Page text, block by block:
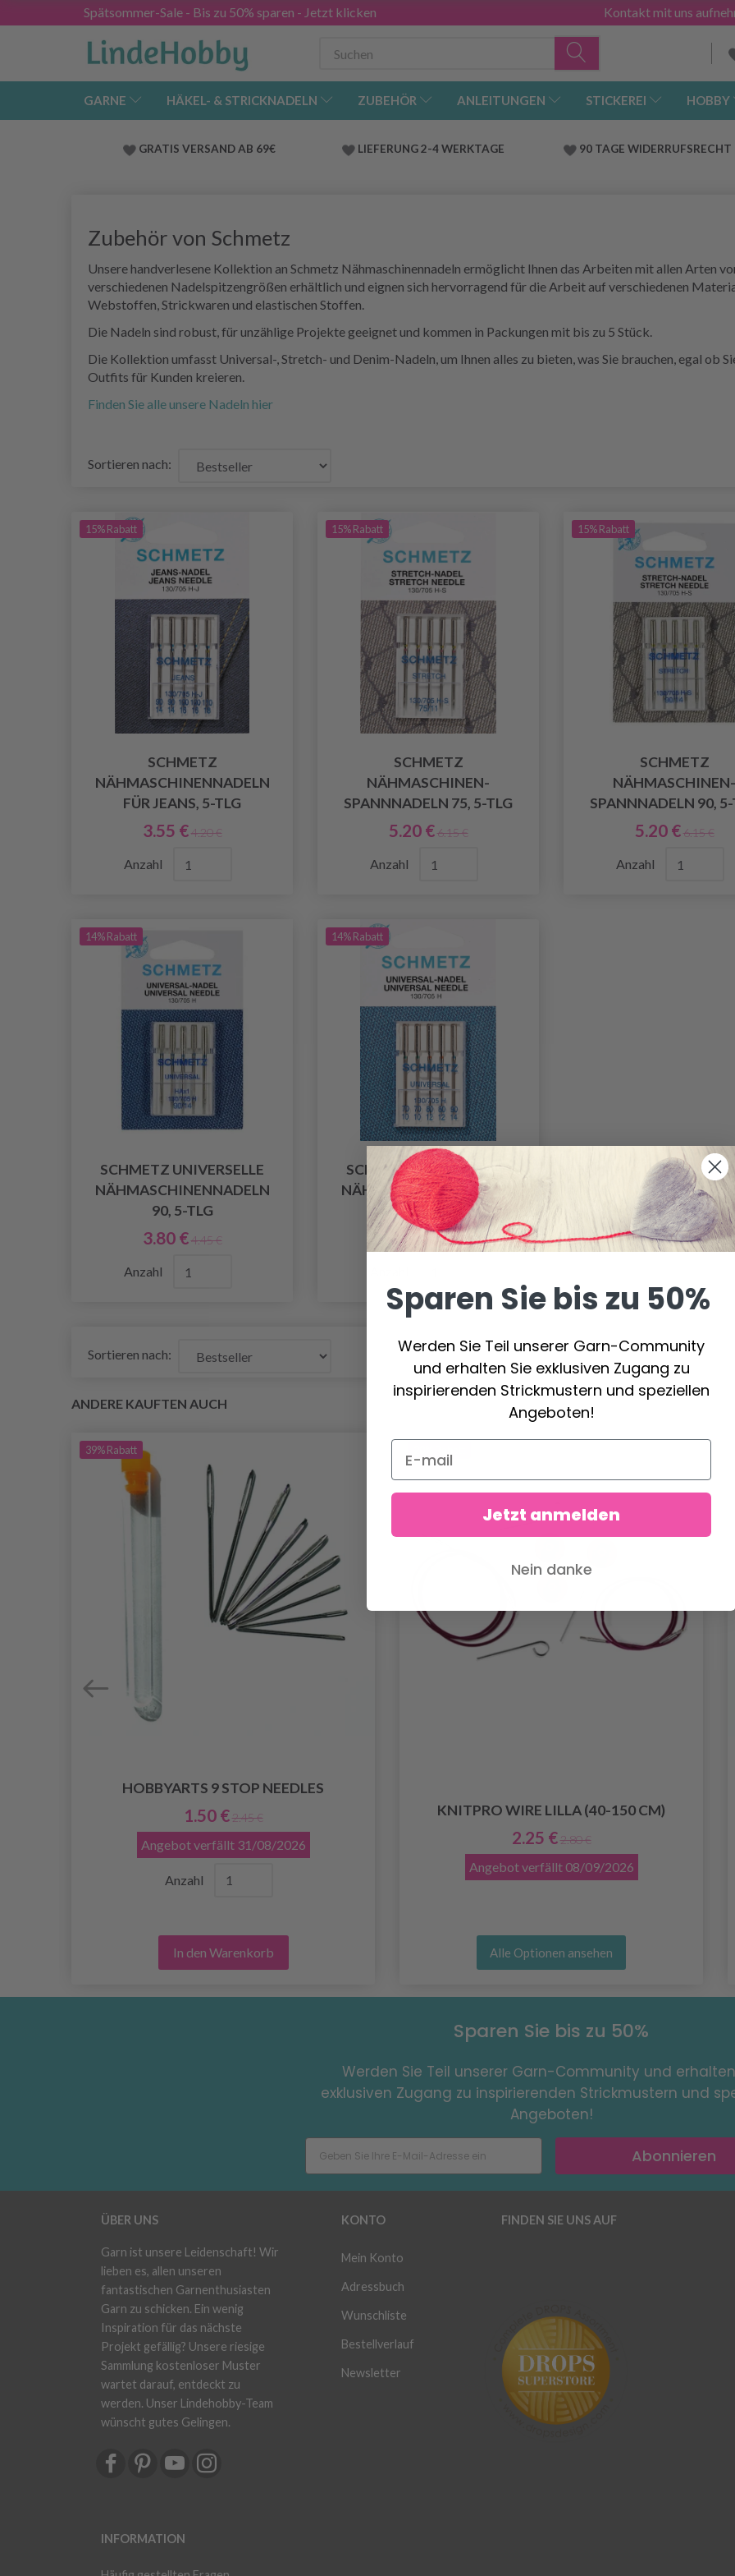
Spätsommer-Sale - Bis zu 50% sparen - Jetzt klicken Kontakt mit uns
GARNE HÄKEL- & STRICKNADELN ZUBEHÖR ANLEITUNGEN STICKEREI HOBBY
GRATIS VERSAND AB 69€ LIEFERUNG 2-4 WERKTAGE 90 TAGE WIDERRUFSRECHT
Zubehör von Schmetz
Unsere handverlesene Kollektion an Schmetz Nähmaschinennadeln ermöglicht Ihnen das Arbeiten mit allen Arten
verschiedenen Nadelspitzengrößen erhältlich und eignen sich hervorragend für die Arbeit auf verschiedenen
Webstoffen, Strickwaren und elastischen Stoffen.
Die Nadeln sind robust, für unzählige Projekte geeignet und kommen in Packungen mit bis zu 5 Stück.
Die Kollektion umfasst Universal-, Stretch- und Denim-Nadeln, um Ihnen alles zu bieten, was Sie brauchen, egal ob
Outfits für Kunden kreieren.
Finden Sie alle unsere Nadeln hier
Sortieren nach:
15% Rabatt
SCHMETZ
NÄHMASCHINENNADELN
FÜR JEANS, 5-TLG
3.55 € 4.20 €
Anzahl
15% Rabatt
SCHMETZ
NÄHMASCHINEN-
SPANNNADELN 75, 5-TLG
5.20 € 6.15 €
Anzahl
15% Rabatt
SCHMETZ
NÄHMASCHINEN-
SPANNNADELN 90, 5-
5.20 € 6.15 €
Anzahl
14% Rabatt
SCHMETZ UNIVERSELLE
NÄHMASCHINENNADELN
90, 5-TLG
3.80 € 4.45 €
Anzahl
14% Rabatt
SCHMETZ UNIVERSELLE
NÄHMASCHINENNADELN
70-90, 5-TLG
3.80 € 4.45 €
Sortieren nach:
ANDERE KAUFTEN AUCH
39%Rabatt
HOBBYARTS 9 STOP NEEDLES
1.50 € 2.45 €
Angebot verfällt 31/08/2026
Anzahl
In den Warenkorb
KNITPRO WIRE LILLA (40-150 CM)
2.25 € 2.80 €
Angebot verfällt 08/09/2026
Alle Optionen ansehen
Sparen Sie bis zu 50%
Werden Sie Teil unserer Garn-Community und
exklusiven Zugang zu inspirierenden Strickmustern und
Angeboten!
Abonnieren
ÜBER UNS
Garn ist unsere Leidenschaft! Wir
lieben es, allen unseren
fantastischen Garnenthusiasten
Garn zu schicken. Ein wenig
Inspiration für das nächste
Projekt gefällig? Unsere riesige
Sammlung kostenloser Muster
wartet darauf, entdeckt zu
werden. Unser Lindehobby-Team
wünscht gutes Gelingen.
INFORMATION
KONTO
Mein Konto
Adressbuch
Wunschliste
Bestellverlauf
Newsletter
FINDEN SIE UNS AUF
Sparen Sie bis zu 50%
Werden Sie Teil unserer Garn-Community
und erhalten Sie exklusiven Zugang zu
inspirierenden Strickmustern und speziellen
Angeboten!
Jetzt anmelden
Nein danke